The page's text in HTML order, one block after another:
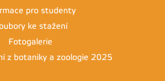
pro studenty
ke stažení
Fotogalerie
z botaniky a zoologie 2025